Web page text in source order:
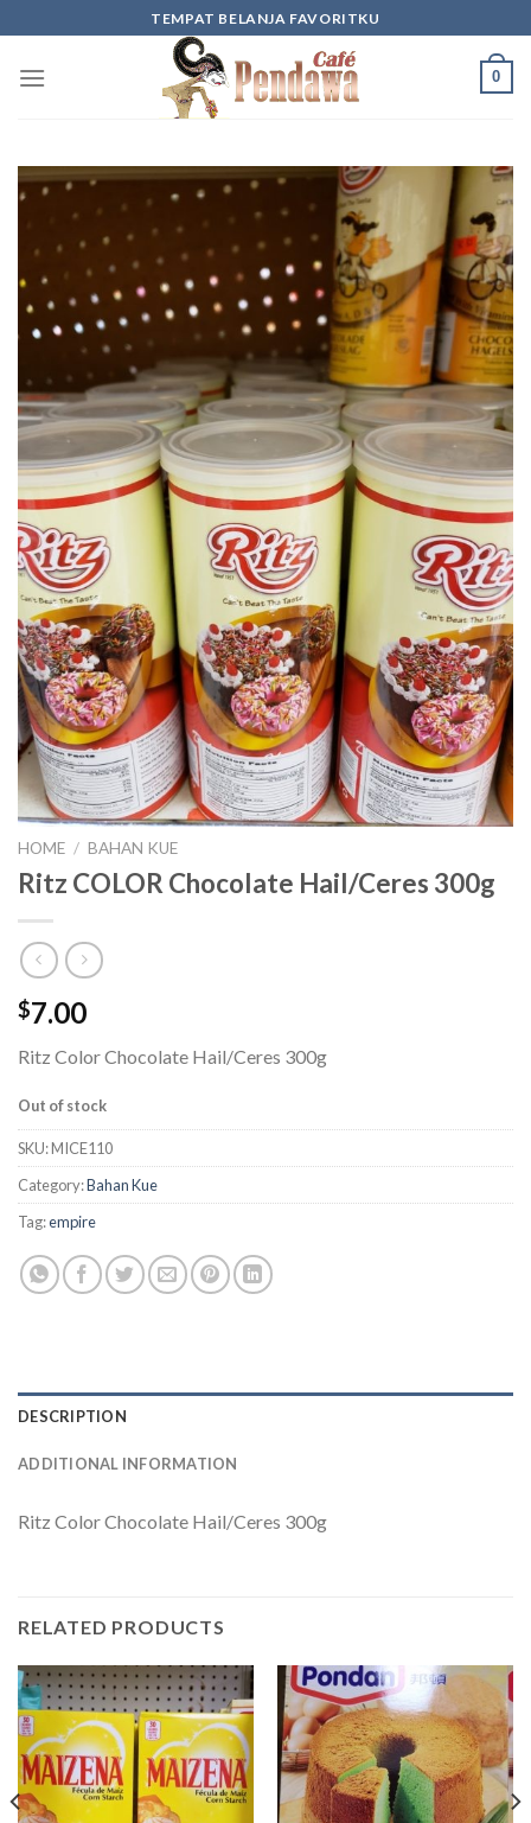
to
content
TEMPAT BELANJA FAVORITKU
0
HOME / BAHAN KUE
Ritz COLOR Chocolate Hail/Ceres 300g
$7.00
Ritz Color Chocolate Hail/Ceres 300g
Out of stock
SKU:MICE110
Category:Bahan Kue
Tag:empire
DESCRIPTION
ADDITIONAL INFORMATION
Ritz Color Chocolate Hail/Ceres 300g
RELATED PRODUCTS